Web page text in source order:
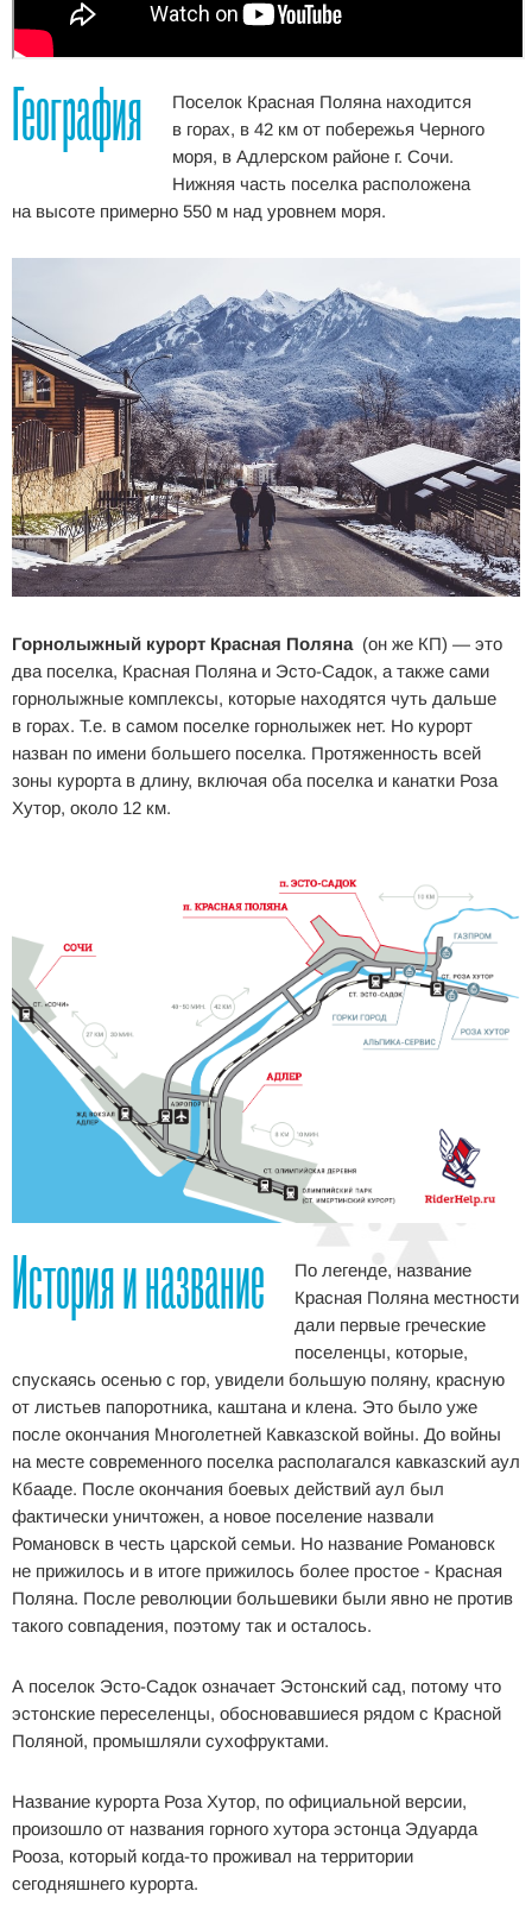
География
Поселок Красная Поляна находится
в горах, в 42 км от побережья Черного
моря, в Адлерском районе г. Сочи.
Нижняя часть поселка расположена
на высоте примерно 550 м над уровнем моря.
Горнолыжный курорт Красная Поляна (он же КП) — это
два поселка, Красная Поляна и Эсто-Садок, а также сами
горнолыжные комплексы, которые находятся чуть дальше
в горах. Т.е. в самом поселке горнолыжек нет. Но курорт
назван по имени большего поселка. Протяженность всей
зоны курорта в длину, включая оба поселка и канатки Роза
Хутор, около 12 км.
История и название
По легенде, название
Красная Поляна местности
дали первые греческие
поселенцы, которые,
спускаясь осенью с гор, увидели большую поляну, красную
от листьев папоротника, каштана и клена. Это было уже
после окончания Многолетней Кавказской войны. До войны
на месте современного поселка располагался кавказский аул
Кбааде. После окончания боевых действий аул был
фактически уничтожен, а новое поселение назвали
Романовск в честь царской семьи. Но название Романовск
не прижилось и в итоге прижилось более простое - Красная
Поляна. После революции большевики были явно не против
такого совпадения, поэтому так и осталось.
А поселок Эсто-Садок означает Эстонский сад, потому что
эстонские переселенцы, обосновавшиеся рядом с Красной
Поляной, промышляли сухофруктами.
Название курорта Роза Хутор, по официальной версии,
произошло от названия горного хутора эстонца Эдуарда
Рооза, который когда-то проживал на территории
сегодняшнего курорта.